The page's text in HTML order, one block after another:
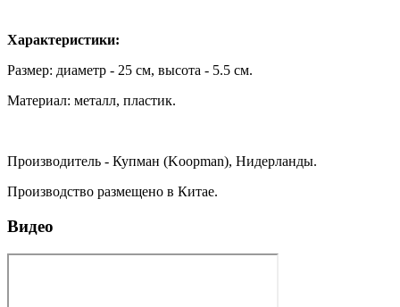
Характеристики:
Размер: диаметр - 25 см, высота - 5.5 см.
Материал: металл, пластик.
Производитель - Купман (Koopman), Нидерланды.
Производство размещено в Китае.
Видео